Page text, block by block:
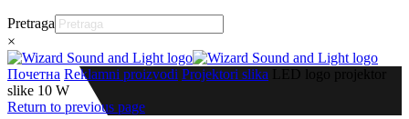
Pretraga
×
Почетна Reklamni proizvodi Projektori slika LED logo projektor
slike 10 W
Return to previous page